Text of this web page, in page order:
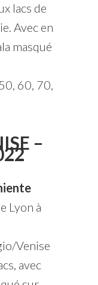
lacs de
Avec en
masqué
60, 70,
–
Lyon à
Venise
avec